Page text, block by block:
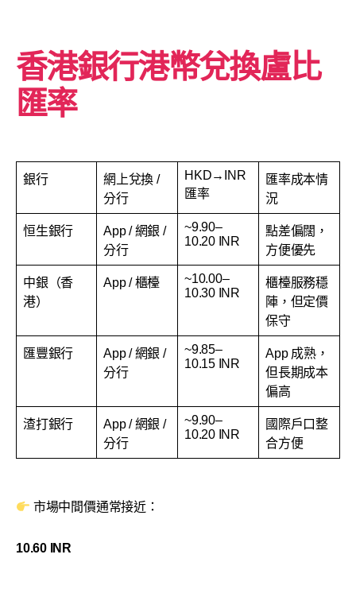
香港銀行港幣兌換盧比
匯率
銀行
網上兌換 /
分行
HKD→INR
匯率
匯率成本情
況
恒生銀行
App / 網銀 /
分行
~9.90–
10.20 INR
點差偏闊，
方便優先
中銀（香
港）
App / 櫃檯
~10.00–
10.30 INR
櫃檯服務穩
陣，但定價
保守
匯豐銀行
App / 網銀 /
分行
~9.85–
10.15 INR
App 成熟，
但長期成本
偏高
渣打銀行
App / 網銀 /
分行
~9.90–
10.20 INR
國際戶口整
合方便
市場中間價通常接近：
10.60 INR